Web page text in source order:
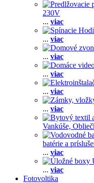
230V
... viac
... viac
... viac
... viac
... viac
... viac
Vankúše,
batérie a
... viac
... viac
Fotovoltika